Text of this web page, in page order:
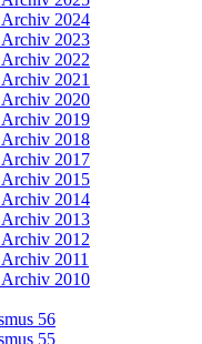
Archiv 2024
Archiv 2023
2022
2021
Archiv 2020
Archiv 2019
Archiv 2018
Archiv 2017
Archiv 2015
Archiv 2014
Archiv 2013
2012
2011
Archiv 2010
56
55